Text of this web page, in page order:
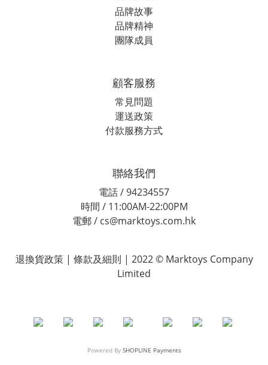
品牌故事
品牌精神
團隊成員
顧客服務
常見問題
運送政策
付款服務方式
聯絡我們
電話 / 94234557
時間 / 11:00AM-22:00PM
電郵 / cs@marktoys.com.hk
退換貨政策 | 條款及細則 | 2022 © Marktoys Company
Limited
Powered By SHOPLINE Payments